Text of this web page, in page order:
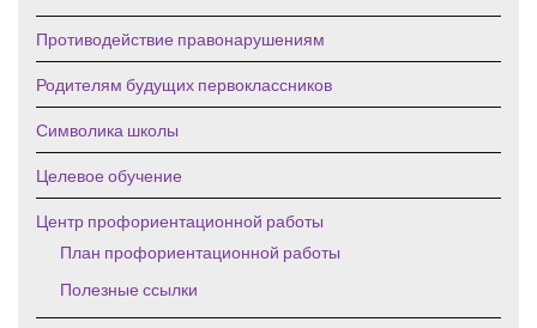
Противодействие правонарушениям
Родителям будущих первоклассников
Символика школы
Целевое обучение
Центр профориентационной работы
План профориентационной работы
Полезные ссылки